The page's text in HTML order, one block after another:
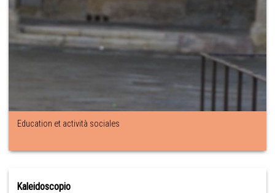
Education et actività sociales
Kaleidoscopio